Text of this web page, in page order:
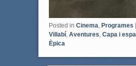
Posted in Cinema Programes |
Villabí, Aventures Capa i
Èpica